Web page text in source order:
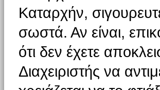
Καταρχήν,
σωστά. Αν είναι,
ότι δεν έχετε
Διαχειριστής να